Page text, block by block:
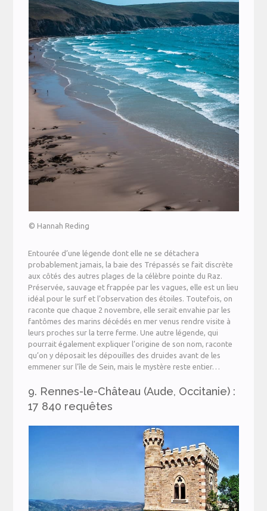
© Hannah Reding
Entourée d’une légende dont elle ne se détachera
probablement jamais, la baie des Trépassés se fait discrète
aux côtés des autres plages de la célèbre pointe du Raz.
Préservée, sauvage et frappée par les vagues, elle est un lieu
idéal pour le surf et l’observation des étoiles. Toutefois, on
raconte que chaque 2 novembre, elle serait envahie par les
fantômes des marins décédés en mer venus rendre visite à
leurs proches sur la terre ferme. Une autre légende, qui
pourrait également expliquer l’origine de son nom, raconte
qu’on y déposait les dépouilles des druides avant de les
emmener sur l’île de Sein, mais le mystère reste entier…
9. Rennes-le-Château (Aude, Occitanie) :
17 840 requêtes